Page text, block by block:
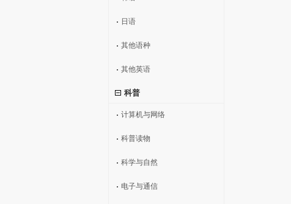
日语
其他语种
其他英语
科普
计算机与网络
科普读物
科学与自然
电子与通信